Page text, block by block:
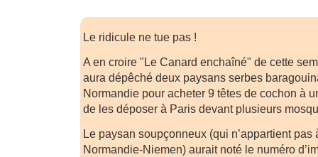
Le ridicule ne tue pas !
A en croire "Le Canard enchaîné" de cette
aura dépêché deux paysans serbes
Normandie pour acheter 9 têtes de cochon à
de les déposer à Paris devant plusieurs
Le paysan soupçonneux (qui n’appartient pas
Normandie-Niemen) aurait noté le numéro